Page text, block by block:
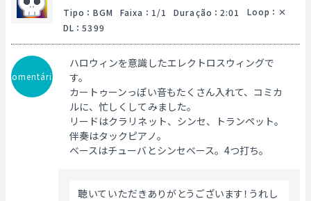
Tipo ： BGM Faixa ： 1/1 Duração ： 2:01 Loop ：
DL ： 5399
Comentário
ハロウィンを意識したエレクトロスウィングで
す。
カートゥーンっぽい音もたくさん入れて、コミカ
ルに、忙しくしてみました。
リードはクラリネット、シンセ、トランペット。
伴奏はタックピアノ。
ベースはチューバとシンセベース。4つ打ち。
聴いていただきありがとうございます！うれし